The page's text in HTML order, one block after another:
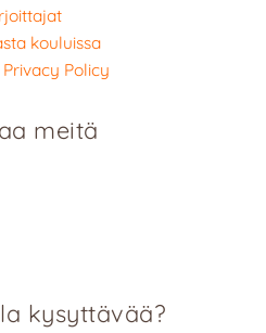
kouluissa
Policy
meitä
kysyttävää?